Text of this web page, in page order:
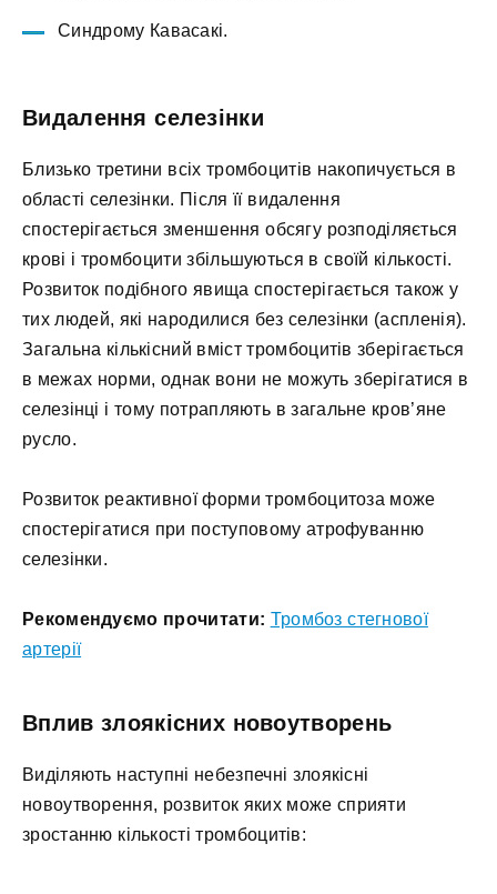
Синдрому Кавасакі.
Видалення селезінки
Близько третини всіх тромбоцитів накопичується в
області селезінки. Після її видалення
спостерігається зменшення обсягу розподіляється
крові і тромбоцити збільшуються в своїй кількості.
Розвиток подібного явища спостерігається також у
тих людей, які народилися без селезінки (аспленія).
Загальна кількісний вміст тромбоцитів зберігається
в межах норми, однак вони не можуть зберігатися в
селезінці і тому потрапляють в загальне кров’яне
русло.
Розвиток реактивної форми тромбоцитоза може
спостерігатися при поступовому атрофуванню
селезінки.
Рекомендуємо прочитати: Тромбоз стегнової
артерії
Вплив злоякісних новоутворень
Виділяють наступні небезпечні злоякісні
новоутворення, розвиток яких може сприяти
зростанню кількості тромбоцитів: